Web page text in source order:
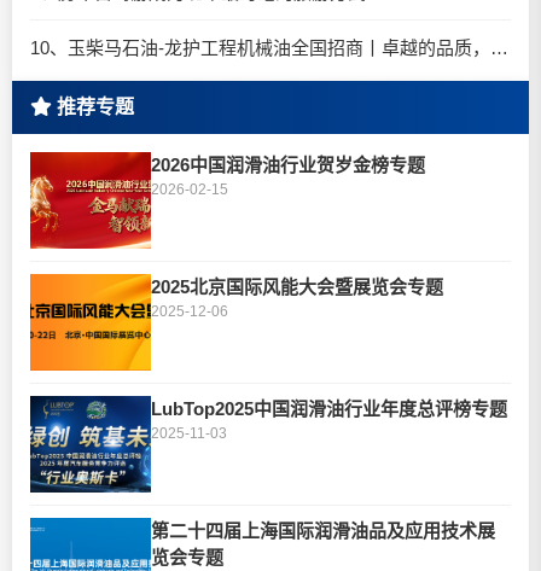
10、玉柴马石油-龙护工程机械油全国招商丨卓越的品质，专业的品牌！
推荐专题
2026中国润滑油行业贺岁金榜专题
2026-02-15
2025北京国际风能大会暨展览会专题
2025-12-06
LubTop2025中国润滑油行业年度总评榜专题
2025-11-03
第二十四届上海国际润滑油品及应用技术展
览会专题